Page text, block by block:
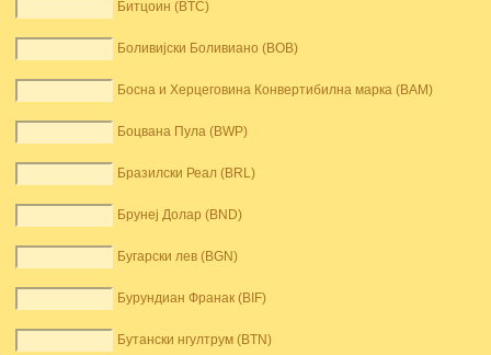
Битцоин (BTC)
Боливијски Боливиано (BOB)
Босна и Херцеговина Конвертибилна марка (BAM)
Боцвана Пула (BWP)
Бразилски Реал (BRL)
Брунеј Долар (BND)
Бугарски лев (BGN)
Бурундиан Франак (BIF)
Бутански нгултрум (BTN)